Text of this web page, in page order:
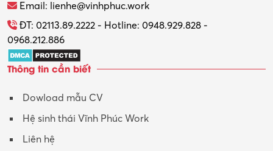
Tổ chức sự kiện – Quà tặng
Trợ lý
Tư vấn
Tư vấn – Kiến trúc
Email: lienhe@vinhphuc.work
ĐT: 02113.89.2222 - Hotline: 0948.929.828 -
0968.212.886
Thông tin cần biết
Dowload mẫu CV
Hệ sinh thái Vĩnh Phúc Work
Liên hệ